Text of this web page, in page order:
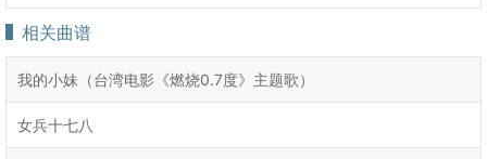
相关曲谱
我的小妹（台湾电影《燃烧0.7度》主题歌）
女兵十七八